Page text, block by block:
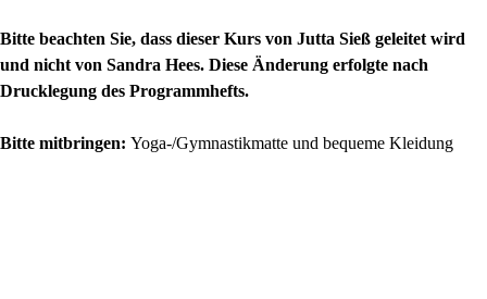
Bitte beachten Sie, dass dieser Kurs von Jutta Sieß geleitet wird
und nicht von Sandra Hees. Diese Änderung erfolgte nach
Drucklegung des Programmhefts.
Bitte mitbringen: Yoga-/Gymnastikmatte und bequeme Kleidung